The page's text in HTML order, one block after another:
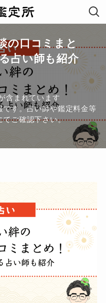
の口コミまと
占い師も紹介
含まれています
す。占い師や鑑定料金等
てご確認下さい。